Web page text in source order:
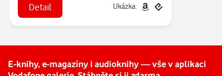
Detail Ukázka:
E-knihy, e-magazíny i audioknihy — vše v aplikaci